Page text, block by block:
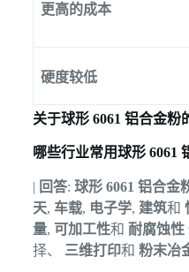
更高的成本
硬度较低
关于球形 6061 铝合金粉
哪些行业常用球形 6061
| 回答: 球形 6061 铝合金
天, 车载, 电子学, 建筑和
量, 可加工性和 耐腐蚀性
择、 三维打印和 粉末冶